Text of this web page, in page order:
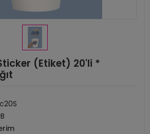
(Etiket) 20'li *